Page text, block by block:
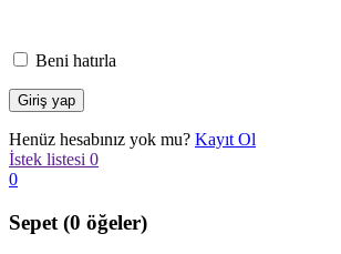
Beni hatırla
Henüz hesabınız yok mu? Kayıt Ol
İstek listesi 0
0
Sepet (0 öğeler)